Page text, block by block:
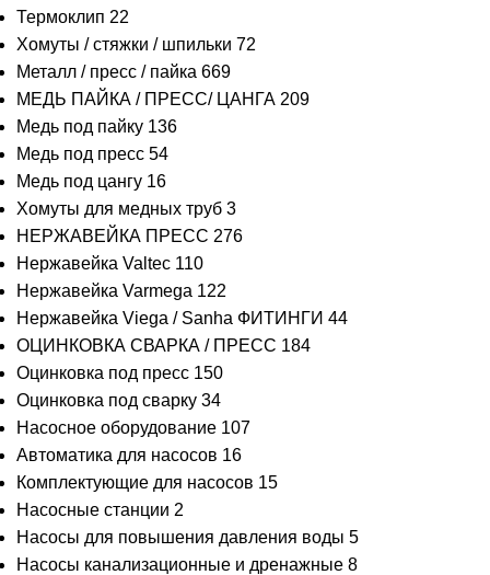
Термоклип 22
Хомуты / стяжки / шпильки 72
Металл / пресс / пайка 669
МЕДЬ ПАЙКА / ПРЕСС/ ЦАНГА 209
Медь под пайку 136
Медь под пресс 54
Медь под цангу 16
Хомуты для медных труб 3
НЕРЖАВЕЙКА ПРЕСС 276
Нержавейка Valtec 110
Нержавейка Varmega 122
Нержавейка Viega / Sanha ФИТИНГИ 44
ОЦИНКОВКА СВАРКА / ПРЕСС 184
Оцинковка под пресс 150
Оцинковка под сварку 34
Насосное оборудование 107
Автоматика для насосов 16
Комплектующие для насосов 15
Насосные станции 2
Насосы для повышения давления воды 5
Насосы канализационные и дренажные 8